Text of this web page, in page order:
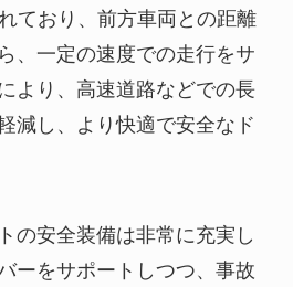
ており、前方車両との距離
、一定の速度での走行をサ
より、高速道路などでの長
減し、より快適で安全なド
の安全装備は非常に充実し
ーをサポートしつつ、事故